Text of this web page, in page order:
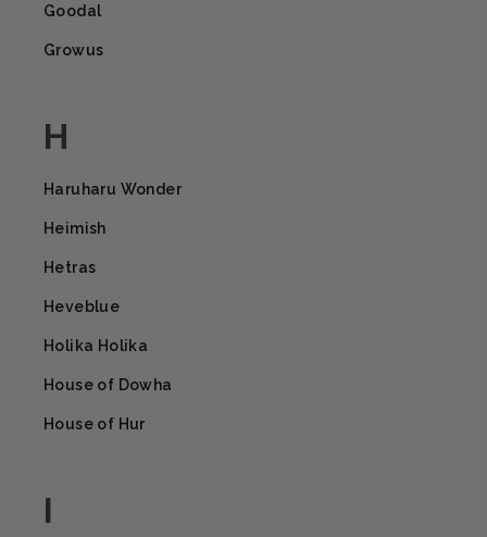
Goodal
Growus
H
Haruharu Wonder
Heimish
Hetras
Heveblue
Holika Holika
House of Dowha
House of Hur
I